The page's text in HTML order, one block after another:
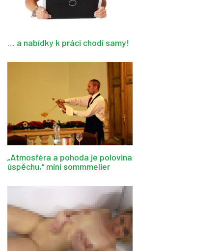
… a nabídky k práci chodí samy!
„Atmosféra a pohoda je polovina
úspěchu,“ míní sommmelier